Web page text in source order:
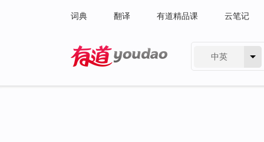
词典 翻译 有道精品课 云笔记
中英